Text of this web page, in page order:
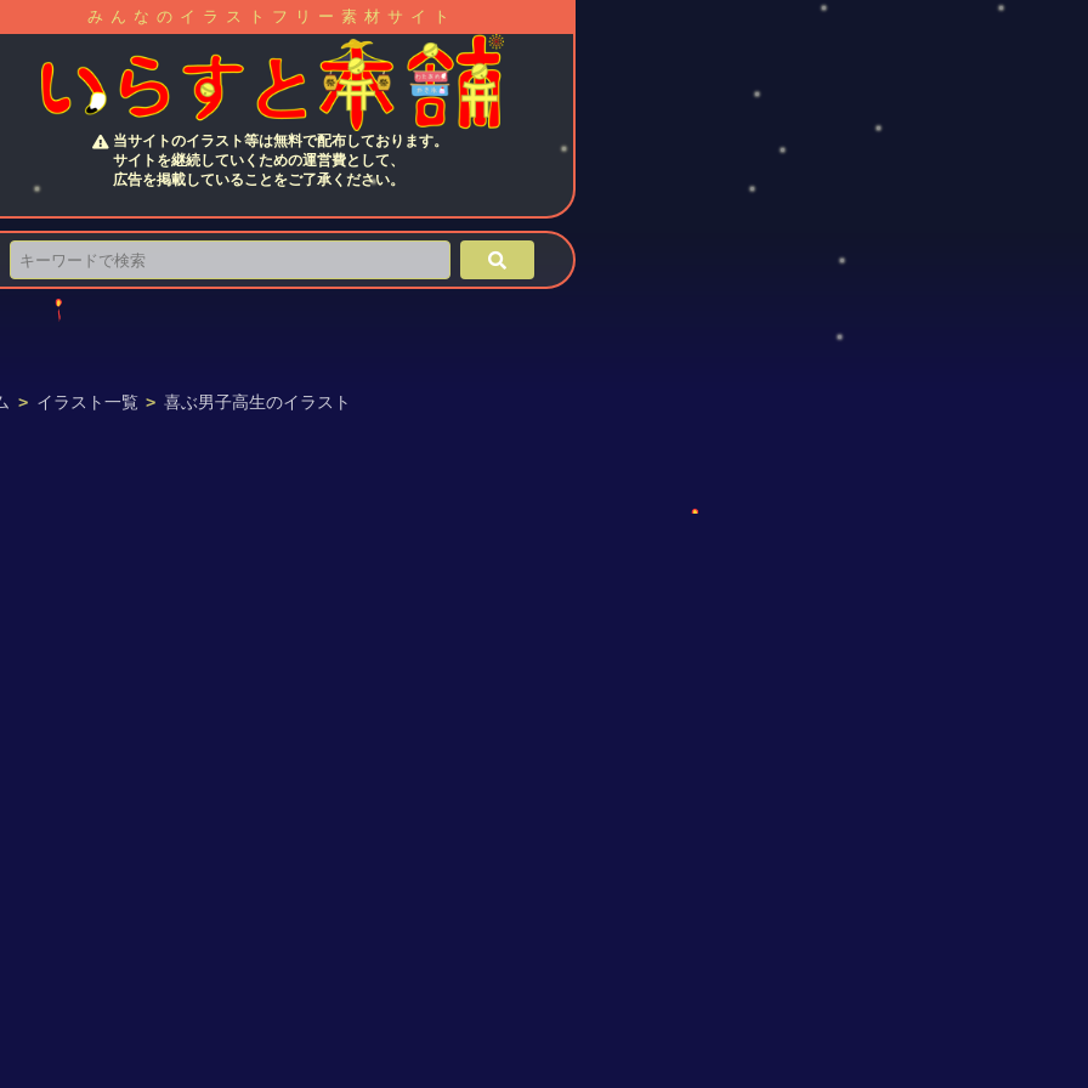
みんなのイラストフリー素材サイト
当サイトのイラスト等は無料で配布しております。
サイトを継続していくための運営費として、
広告を掲載していることをご了承ください。
> イラスト一覧 > 喜ぶ男子高生のイラスト